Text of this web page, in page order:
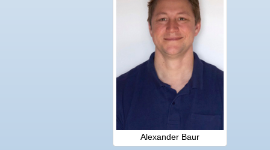
Alexander Baur